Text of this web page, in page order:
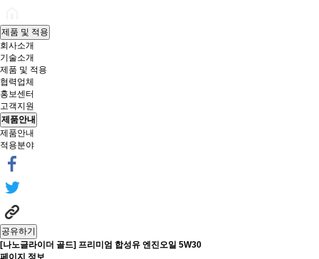
제품 및 적용
회사소개
기술소개
제품 및 적용
협력업체
홍보센터
고객지원
제품안내
제품안내
적용분야
공유하기
[나노글라이더 골드] 프리미엄 합성유 엔진오일 5W30
페이지 정보